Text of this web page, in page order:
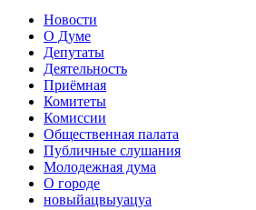
Новости
О Думе
Депутаты
Деятельность
Приёмная
Комитеты
Комиссии
Общественная палата
Публичные слушания
Молодежная дума
О городе
новыйацвыуацуа